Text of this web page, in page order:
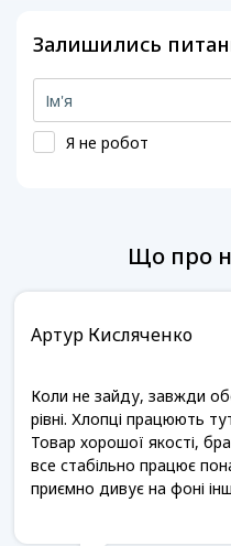
Залишились
Я не робот
Що про
Артур Кисляченко
Коли не зайду, завжди
рівні. Хлопці працюють
Товар хорошої якості,
все стабільно працює
приємно дивує на фоні